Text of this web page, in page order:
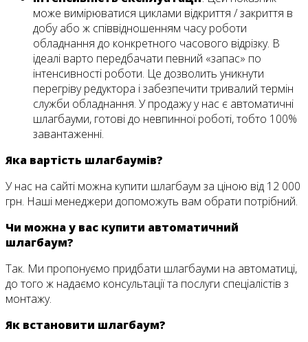
може вимірюватися циклами відкриття / закриття в
добу або ж співвідношенням часу роботи
обладнання до конкретного часового відрізку. В
ідеалі варто передбачати певний «запас» по
інтенсивності роботи. Це дозволить уникнути
перегріву редуктора і забезпечити тривалий термін
служби обладнання. У продажу у нас є автоматичні
шлагбауми, готові до невпинної роботі, тобто 100%
завантаженні.
Яка вартість шлагбаумів?
У нас на сайті можна купити шлагбаум за ціною від 12 000
грн. Наші менеджери допоможуть вам обрати потрібний.
Чи можна у вас купити автоматичний
шлагбаум?
Так. Ми пропонуємо придбати шлагбауми на автоматиці,
до того ж надаємо консультації та послуги спеціалістів з
монтажу.
Як встановити шлагбаум?